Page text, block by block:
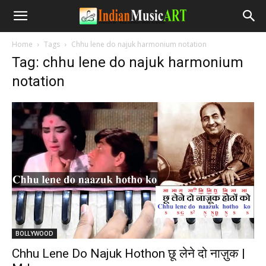
Home Tags Chhu lene do najuk harmonium notation
Tag: chhu lene do najuk harmonium
notation
BOLLYWOOD
Chhu Lene Do Najuk Hothon छू लेने दो नाज़ुक |